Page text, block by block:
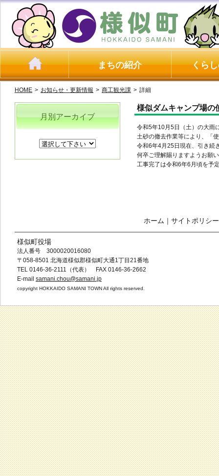
まちの紹介 くら
HOME > お知らせ・更新情報 > 商工観光課 > 詳細
様似ダムキャンプ場の
令和5年10月5日（土）の大雨
土砂の撤去作業等により、「
令和6年4月25日現在、引き続
何卒ご理解賜りますようお願
工事完了は令和6年6月頃を予
月別アーカイブ
ホーム ｜ サイトポリシー
様似町役場
法人番号 3000020016080
〒058-8501 北海道様似郡様似町大通1丁目21番地
TEL 0146-36-2111（代表） FAX 0146-36-2662
E-mail samani.chou@samani.jp
copyright HOKKAIDO SAMANI TOWN All rights reserved.